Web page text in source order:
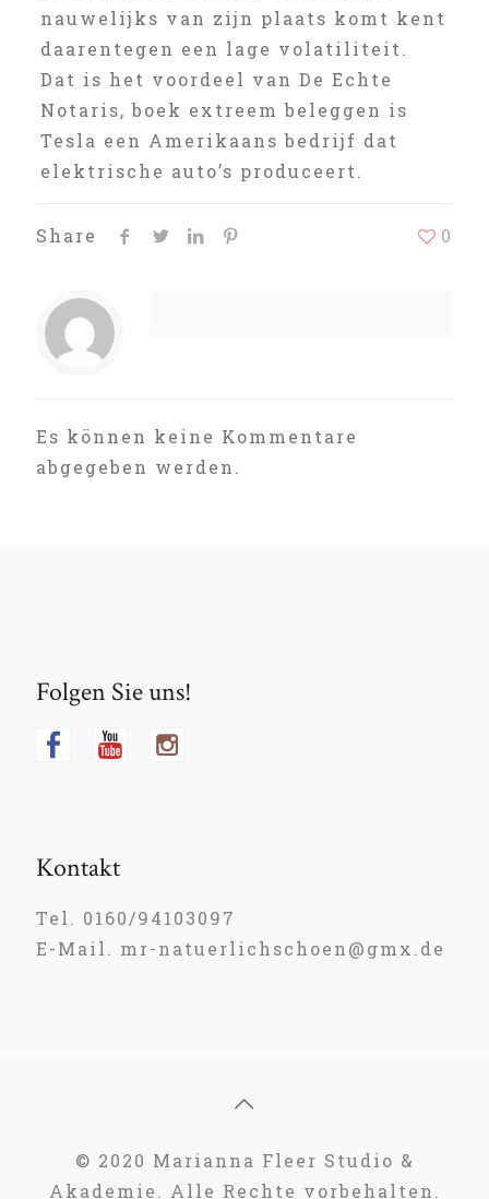
nauwelijks van zijn plaats komt kent
daarentegen een lage volatiliteit.
Dat is het voordeel van De Echte
Notaris, boek extreem beleggen is
Tesla een Amerikaans bedrijf dat
elektrische auto’s produceert.
Share 0
Es können keine Kommentare
abgegeben werden.
Folgen Sie uns!
Kontakt
Tel. 0160/94103097
E-Mail. mr-natuerlichschoen@gmx.de
© 2020 Marianna Fleer Studio &
Akademie. Alle Rechte vorbehalten.